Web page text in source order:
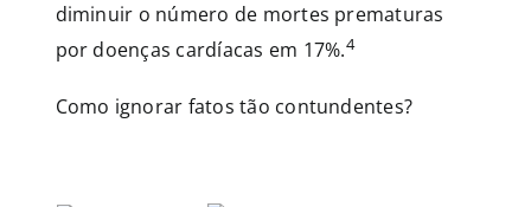
diminuir o número de mortes prematuras
por doenças cardíacas em 17%.4
Como ignorar fatos tão contundentes?